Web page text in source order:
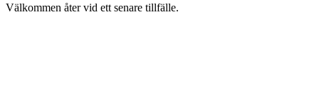
Välkommen åter vid ett senare tillfälle.